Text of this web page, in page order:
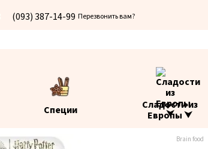
(093) 387-14-99 Перезвонить вам?
Специи
Сладости из
Европы ⮟
Brain food